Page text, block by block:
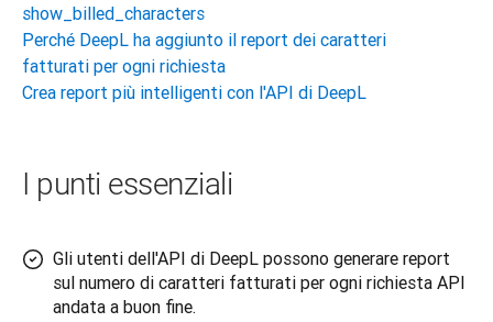
show_billed_characters
Perché DeepL ha aggiunto il report dei caratteri
fatturati per ogni richiesta
Crea report più intelligenti con l'API di DeepL
I punti essenziali
Gli utenti dell'API di DeepL possono generare report
sul numero di caratteri fatturati per ogni richiesta API
andata a buon fine.